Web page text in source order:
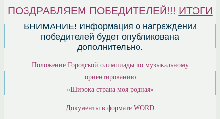
ПОЗДРАВЛЯЕМ ПОБЕДИТЕЛЕЙ!!! ИТОГИ
ВНИМАНИЕ! Информация о награждении
победителей будет опубликована
дополнительно.
Положение Городской олимпиады по музыкальному
ориентированию
«Широка страна моя родная»
Документы в формате WORD